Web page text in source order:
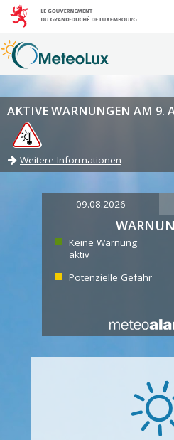
AKTIVE WARNUNGEN AM 9.
Weitere Informationen
09.08.2026
Keine Warnung
aktiv
Potenzielle Gefahr